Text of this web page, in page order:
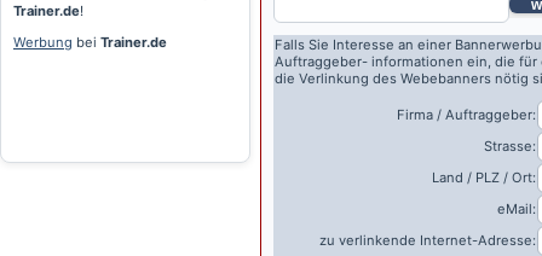
Trainer.de!
Werbung bei Trainer.de
Falls Sie Interesse an einer
Auftraggeber- informationen ein, die
die Verlinkung des Webebanners nötig
Firma / Auftraggeber:
Strasse:
Land / PLZ / Ort:
eMail:
zu verlinkende Internet-Adresse: